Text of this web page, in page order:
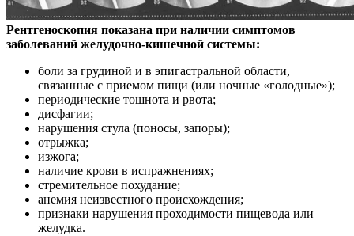
Рентгеноскопия показана при наличии симптомов
заболеваний желудочно-кишечной системы:
боли за грудиной и в эпигастральной области,
связанные с приемом пищи (или ночные «голодные»);
периодические тошнота и рвота;
дисфагии;
нарушения стула (поносы, запоры);
отрыжка;
изжога;
наличие крови в испражнениях;
стремительное похудание;
анемия неизвестного происхождения;
признаки нарушения проходимости пищевода или
желудка.